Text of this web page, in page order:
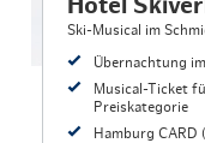
Hotel
Ski-Musical im
Übernachtung
Musical-Ticket
Preiskategorie
Hamburg CARD